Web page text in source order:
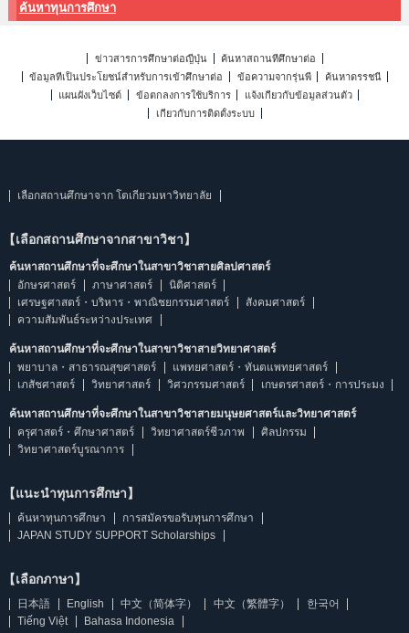
ค้นหาทุนการศึกษา
ข่าวสารการศึกษาต่อญี่ปุ่น
ค้นหาสถานที่ศึกษาต่อ
ข้อมูลที่เป็นประโยชน์สำหรับการเข้าศึกษาต่อ
ข้อความจากรุ่นพี่
ค้นหาดรรชนี
แผนผังเว็บไซต์
ข้อตกลงการใช้บริการ
แจ้งเกี่ยวกับข้อมูลส่วนตัว
เกี่ยวกับการติดตั้งระบบ
เลือกสถานศึกษาจาก โตเกียวมหาวิทยาลัย
【เลือกสถานศึกษาจากสาขาวิชา】
ค้นหาสถานศึกษาที่จะศึกษาในสาขาวิชาสายศิลปศาสตร์
อักษรศาสตร์
ภาษาศาสตร์
นิติศาสตร์
เศรษฐศาสตร์・บริหาร・พาณิชยกรรมศาสตร์
สังคมศาสตร์
ความสัมพันธ์ระหว่างประเทศ
ค้นหาสถานศึกษาที่จะศึกษาในสาขาวิชาสายวิทยาศาสตร์
พยาบาล・สาธารณสุขศาสตร์
แพทยศาสตร์・ทันตแพทยศาสตร์
เภสัชศาสตร์
วิทยาศาสตร์ วิศวกรรมศาสตร์ เกษตรศาสตร์・การประมง
ค้นหาสถานศึกษาที่จะศึกษาในสาขาวิชาสายมนุษยศาสตร์และวิทยาศาสตร์
ครุศาสตร์・ศึกษาศาสตร์
วิทยาศาสตร์ชีวภาพ
ศิลปกรรม
วิทยาศาสตร์บูรณาการ
【แนะนำทุนการศึกษา】
ค้นหาทุนการศึกษา
การสมัครขอรับทุนการศึกษา
JAPAN STUDY SUPPORT Scholarships
【เลือกภาษา】
日本語 English 中文（简体字） 中文（繁體字）
한국어
Tiếng Việt
Bahasa Indonesia